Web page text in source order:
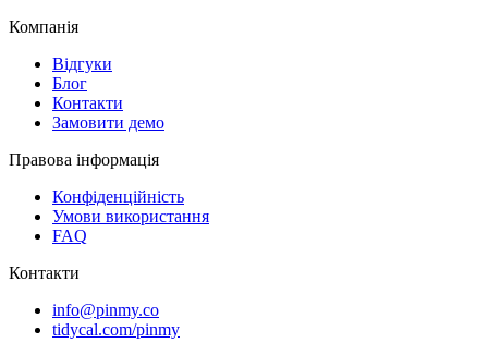
Компанія
Відгуки
Блог
Контакти
Замовити демо
Правова інформація
Конфіденційність
Умови використання
FAQ
Контакти
info@pinmy.co
tidycal.com/pinmy